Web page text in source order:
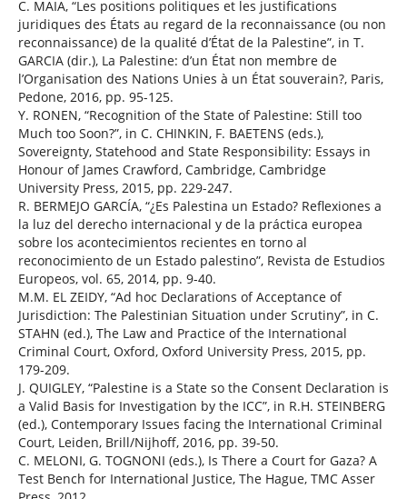
C. MAIA, “Les positions politiques et les justifications
juridiques des États au regard de la reconnaissance (ou non
reconnaissance) de la qualité d’État de la Palestine”, in T.
GARCIA (dir.), La Palestine: d’un État non membre de
l’Organisation des Nations Unies à un État souverain?, Paris,
Pedone, 2016, pp. 95-125.
Y. RONEN, “Recognition of the State of Palestine: Still too
Much too Soon?”, in C. CHINKIN, F. BAETENS (eds.),
Sovereignty, Statehood and State Responsibility: Essays in
Honour of James Crawford, Cambridge, Cambridge
University Press, 2015, pp. 229-247.
R. BERMEJO GARCÍA, “¿Es Palestina un Estado? Reflexiones a
la luz del derecho internacional y de la práctica europea
sobre los acontecimientos recientes en torno al
reconocimiento de un Estado palestino”, Revista de Estudios
Europeos, vol. 65, 2014, pp. 9-40.
M.M. EL ZEIDY, “Ad hoc Declarations of Acceptance of
Jurisdiction: The Palestinian Situation under Scrutiny”, in C.
STAHN (ed.), The Law and Practice of the International
Criminal Court, Oxford, Oxford University Press, 2015, pp.
179-209.
J. QUIGLEY, “Palestine is a State so the Consent Declaration is
a Valid Basis for Investigation by the ICC”, in R.H. STEINBERG
(ed.), Contemporary Issues facing the International Criminal
Court, Leiden, Brill/Nijhoff, 2016, pp. 39-50.
C. MELONI, G. TOGNONI (eds.), Is There a Court for Gaza? A
Test Bench for International Justice, The Hague, TMC Asser